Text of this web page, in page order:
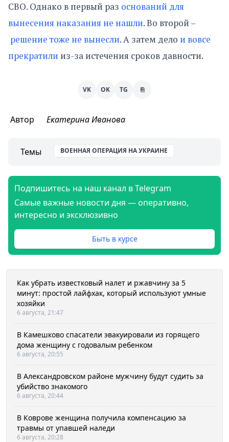
СВО. Однако в первый раз оснований для
вынесения наказания не нашли. Во второй –
решение тоже не вынесли. А затем дело и вовсе
прекратили из-за истечения сроков давности.
VK OK TG ⎘
Автор Екатерина Иванова
Темы ВОЕННАЯ ОПЕРАЦИЯ НА УКРАИНЕ
Подпишитесь на наш канал в Telegram
Самые важные новости дня — оперативно,
интересно и эксклюзивно
Быть в курсе
Как убрать известковый налет и ржавчину за 5
минут: простой лайфхак, который используют умные
хозяйки
6 августа, 21:47
В Камешково спасатели эвакуировали из горящего
дома женщину с годовалым ребенком
6 августа, 20:55
В Александровском районе мужчину будут судить за
убийство знакомого
6 августа, 20:44
В Коврове женщина получила компенсацию за
травмы от упавшей наледи
6 августа, 20:28